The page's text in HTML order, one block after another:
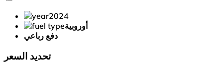
2024
أوروبية
دفع رباعي
تحديد السعر